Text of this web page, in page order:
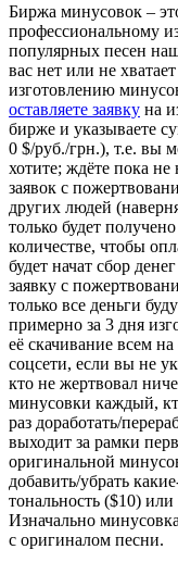
Биржа минусовок –
профессиональному
популярных песен
вас нет или не
изготовлению
оставляете заявку на
бирже и указываете
0 $/руб./грн.), т.е. вы
хотите; ждёте пока не
заявок с
других людей
только будет
количестве, чтобы
будет начат сбор
заявку с
только все деньги
примерно за 3 дня
её скачивание всем
соцсети, если вы не
кто не жертвовал
минусовки каждый,
раз доработать/
выходит за рамки
оригинальной
добавить/убрать
тональность ($10)
Изначально
с оригиналом песни.